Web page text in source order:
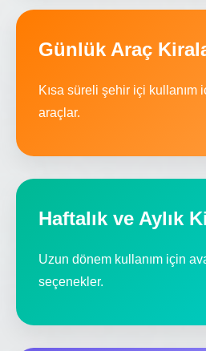
Günlük Araç
Kısa süreli şehir içi kullanım
araçlar.
Haftalık ve Aylık
Uzun dönem kullanım için
seçenekler.